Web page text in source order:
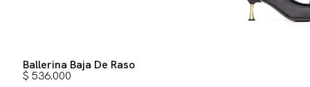
Ballerina Baja De Raso
$ 536.000